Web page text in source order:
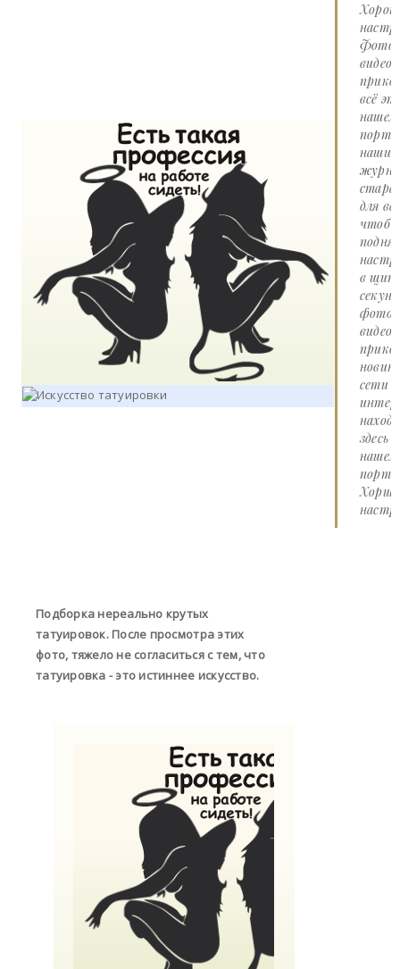
Фото
видео
всё
нашем
наши
для
чтоб
в
фото
видео
сети
здесь
нашем
Подборка нереально крутых
татуировок. После просмотра этих
фото, тяжело не согласиться с тем, что
татуировка - это истиннее искусство.